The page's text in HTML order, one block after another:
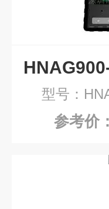
型号：
参考价：